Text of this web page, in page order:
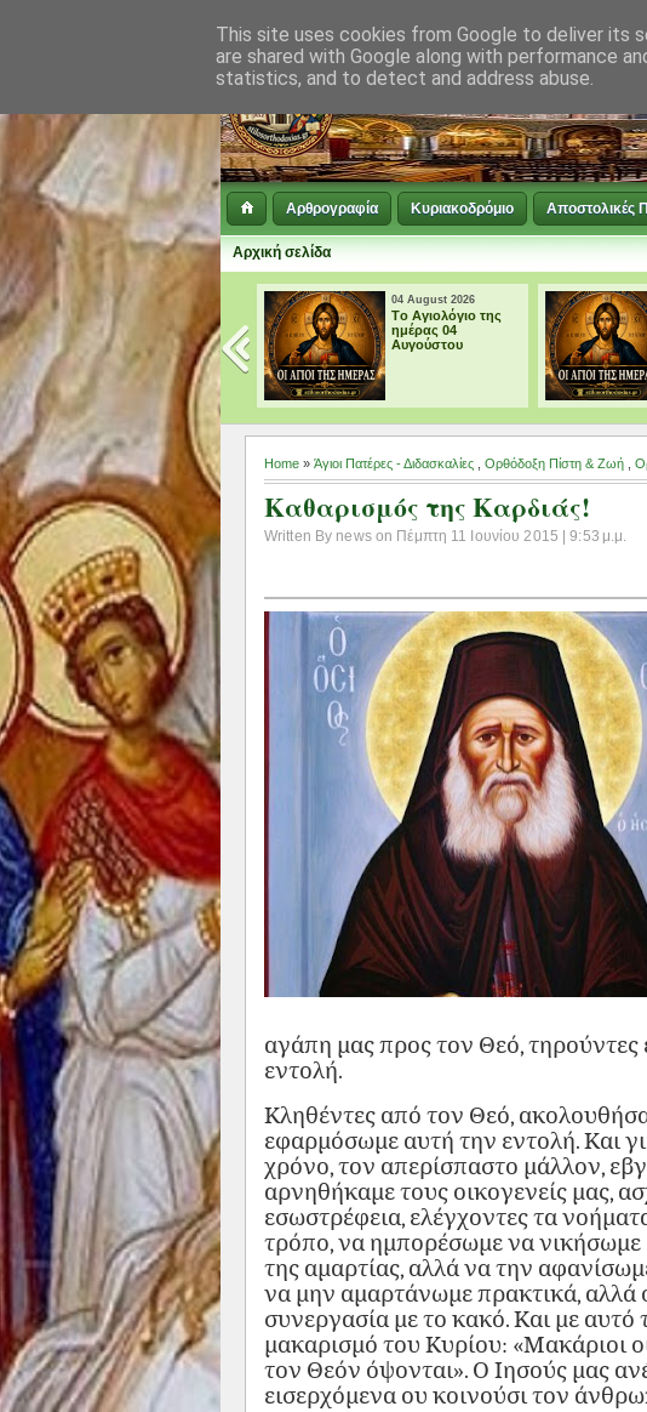
Αρθρογραφία Κυριακοδρόμιο Αποστολικές
Αρχική σελίδα
04 August 2026
ΠΑΡΑΚΛΗΣΗ ΕΙΣ
ΤΗΝ ΥΠΕΡΑΓΙΑ
ΘΕΟΤΟΚΟ
04 August 2026
Tο Αγιολόγιο της
ημέρας 04
Αυγούστου
Home » Άγιοι Πατέρες - Διδασκαλίες Ορθόδοξη Πίστη & Ζωή
Καθαρισμός της Καρδιάς!
Written By news on Πέμπτη 11 Ιουνίου 2015 | 9:53 μ.μ.
αγάπη μας προς τον Θεό, τηρούντες
εντολή.
Κληθέντες από τον Θεό,
εφαρμόσωμε αυτή την εντολή. Και
χρόνο, τον απερίσπαστο μάλλον,
αρνηθήκαμε τους οικογενείς μας,
εσωστρέφεια, ελέγχοντες τα
τρόπο, να ημπορέσωμε να
της αμαρτίας, αλλά να την
να μην αμαρτάνωμε πρακτικά, αλλά
συνεργασία με το κακό. Και με
μακαρισμό του Κυρίου: «Μακάριοι
τον Θεόν όψονται». Ο Ιησούς μας
εισερχόμενα ου κοινούσι τον
This site uses cookies from Google to deliver its
are shared with Google along with performance
statistics, and to detect and address abuse.